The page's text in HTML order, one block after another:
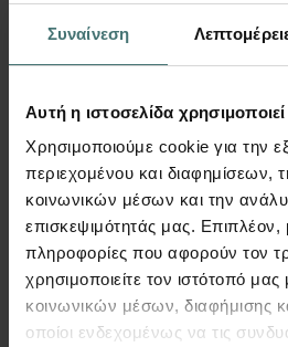
Συναίνεση
Αυτή η ιστοσελίδα
Χρησιμοποιούμε cookie για την
περιεχομένου και διαφημίσεων,
κοινωνικών μέσων και την
επισκεψιμότητάς μας. Επιπλέον,
πληροφορίες που αφορούν τον
χρησιμοποιείτε τον ιστότοπό
κοινωνικών μέσων, διαφήμισης
οποίοι ενδεχομένως να τις
Από890€
FespaC